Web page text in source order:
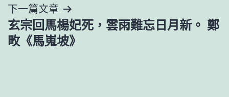
覽
下一篇文章
玄宗回馬楊妃死，雲雨難忘日月新。 鄭
畋《馬嵬坡》